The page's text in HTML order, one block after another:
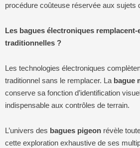
procédure coûteuse réservée aux sujets
Les bagues électroniques remplacent-
traditionnelles ?
Les technologies électroniques
traditionnel sans le remplacer. La bague
conserve sa fonction d’identification
indispensable aux contrôles de terrain.
L’univers des bagues pigeon révèle
cette exploration exhaustive de ses